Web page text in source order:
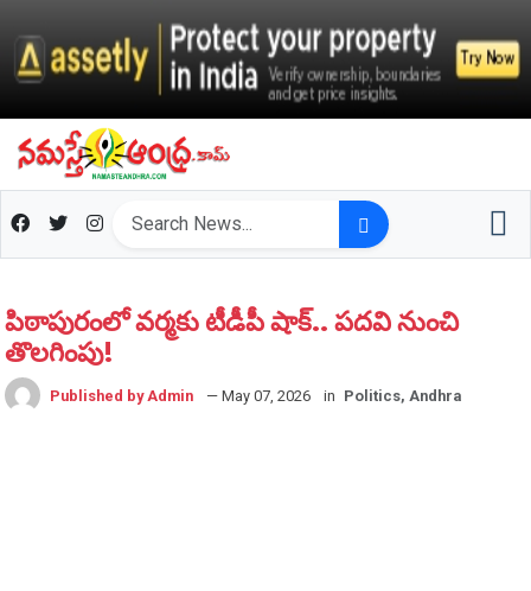
పిఠాపురంలో వర్మకు టీడీపీ షాక్.. పదవి నుంచి
తొలగింపు!
Published by Admin — May 07, 2026 in Politics, Andhra